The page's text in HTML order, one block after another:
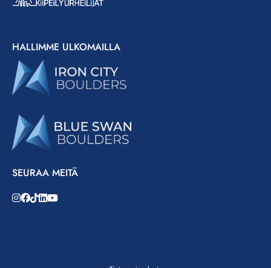
HALLIMME ULKOMAILLA
SEURAA MEITÄ